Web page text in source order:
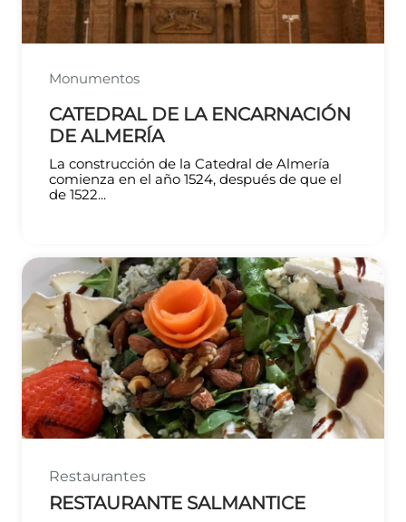
Monumentos
CATEDRAL DE LA ENCARNACIÓN
DE ALMERÍA
La construcción de la Catedral de Almería
comienza en el año 1524, después de que el
de 1522...
Restaurantes
RESTAURANTE SALMANTICE